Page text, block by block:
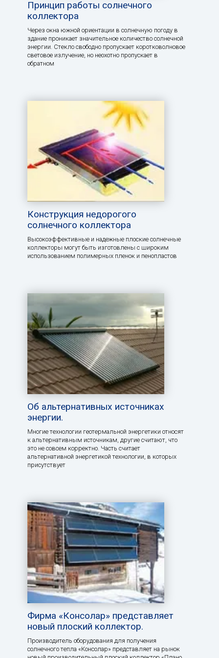
Принцип работы солнечного
коллектора
Через окна южной ориентации в солнечную погоду в
здание проникает значительное количество солнечной
энергии. Стекло свободно пропускает коротковолновое
световое излучение, но неохотно пропускает в
обратном
Конструкция недорогого
солнечного коллектора
Высокоэффективные и надежные плоские солнечные
коллекторы могут быть изготовлены с широким
использованием полимерных пленок и пенопластов
Об альтернативных источниках
энергии.
Многие технологии геотермальной энергетики относят
к альтернативным источникам, другие считают, что
это не совсем корректно. Часть считает
альтернативной энергетикой технологии, в которых
присутствует
Фирма «Консолар» представляет
новый плоский коллектор.
Производитель оборудования для получения
солнечного тепла «Консолар» представляет на рынок